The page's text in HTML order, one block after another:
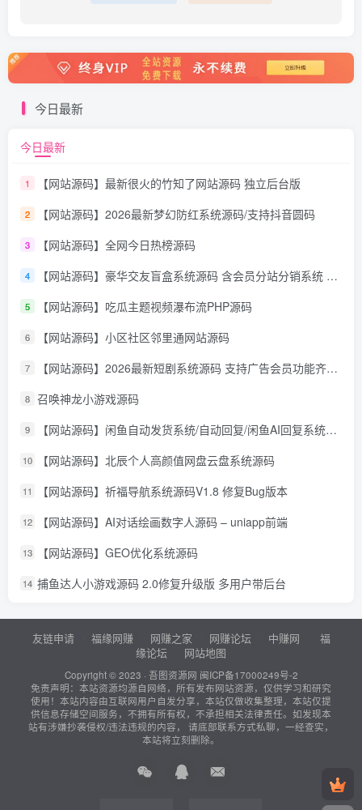
今日最新
今日最新
1 【网站源码】最新很火的竹知了网站源码 独立后台版
2 【网站源码】2026最新梦幻防红系统源码/支持抖音圆码
3 【网站源码】全网今日热榜源码
4 【网站源码】豪华交友盲盒系统源码 含会员分站分销系统 可易支付
5 【网站源码】吃瓜主题视频瀑布流PHP源码
6 【网站源码】小区社区邻里通网站源码
7 【网站源码】2026最新短剧系统源码 支持广告会员功能齐全短剧源码
8 召唤神龙小游戏源码
9 【网站源码】闲鱼自动发货系统/自动回复/闲鱼AI回复系统源码
10 【网站源码】北辰个人高颜值网盘云盘系统源码
11 【网站源码】祈福导航系统源码V1.8 修复Bug版本
12 【网站源码】AI对话绘画数字人源码 – uniapp前端
13 【网站源码】GEO优化系统源码
14 捕鱼达人小游戏源码 2.0修复升级版 多用户带后台
友链申请 福缘网赚 网赚之家 网赚论坛 中赚网
福
缘论坛
网站地图
Copyright © 2023 · 吾图资源网 闽ICP备17000249号-2
免责声明：本站资源均源自网络，所有发布网站资源，仅供学习和研究
使用！本站内容由互联网用户自发分享，本站仅做收集整理，本站仅提
供信息存储空间服务，不拥有所有权，不承担相关法律责任。如发现本
站有涉嫌抄袭侵权/违法违规的内容， 请底部联系方式私聊，一经查实，
本站将立刻删除。